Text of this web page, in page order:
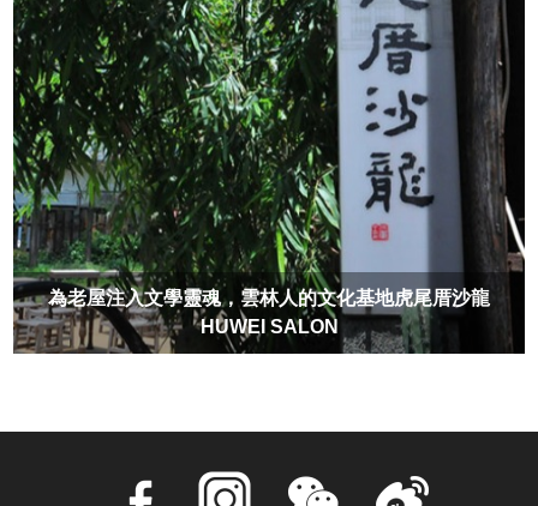
為老屋注入文學靈魂，雲林人的文化基地虎尾厝沙龍
HUWEI SALON